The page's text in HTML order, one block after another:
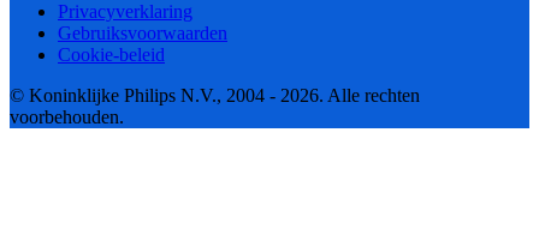
Privacyverklaring
Gebruiksvoorwaarden
Cookie-beleid
© Koninklijke Philips N.V., 2004 - 2026. Alle rechten
voorbehouden.